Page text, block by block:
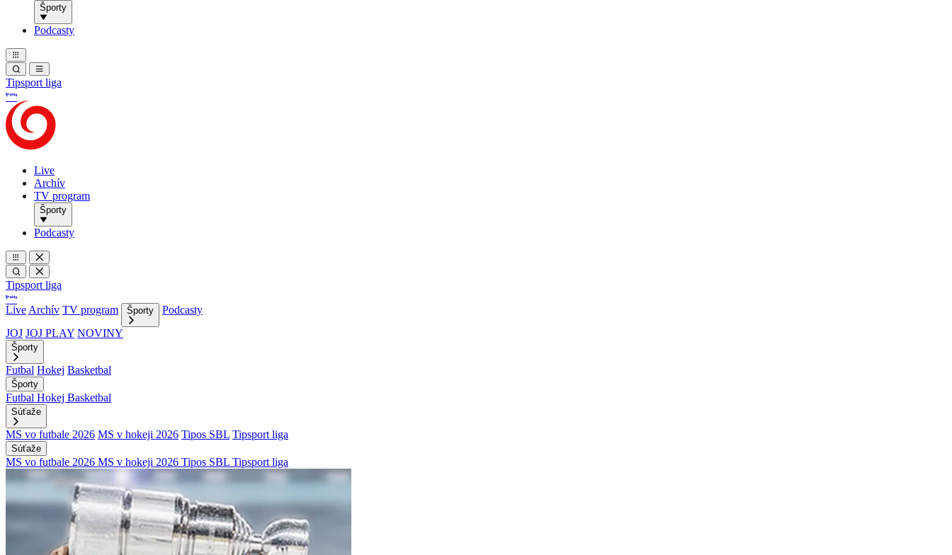
Športy
Podcasty
Tipsport liga
Live
Archív
TV program
Športy
Podcasty
Tipsport liga
Live Archív TV program Športy
Podcasty
JOJ JOJ PLAY NOVINY
Športy
Futbal Hokej Basketbal
Športy
Futbal Hokej Basketbal
Súťaže
MS vo futbale 2026 MS v hokeji 2026 Tipos SBL Tipsport liga
Súťaže
MS vo futbale 2026 MS v hokeji 2026 Tipos SBL Tipsport liga